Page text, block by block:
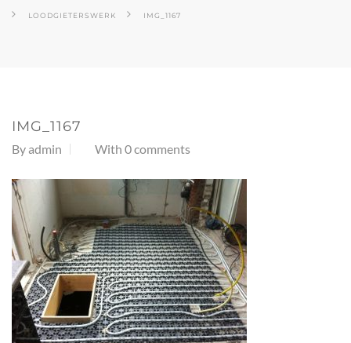
LOODGIETERSWERK IMG_1167
IMG_1167
Byadmin With 0 comments